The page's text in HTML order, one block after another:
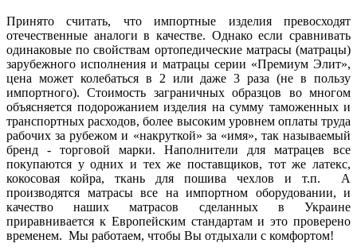
Принято считать, что импортные изделия превосходят
отечественные аналоги в качестве. Однако если сравнивать
одинаковые по свойствам ортопедические матрасы (матрацы)
зарубежного исполнения и матрацы серии «Премиум Элит»,
цена может колебаться в 2 или даже 3 раза (не в пользу
импортного). Стоимость заграничных образцов во многом
объясняется подорожанием изделия на сумму таможенных и
транспортных расходов, более высоким уровнем оплаты труда
рабочих за рубежом и «накруткой» за «имя», так называемый
бренд - торговой марки. Наполнители для матрацев все
покупаются у одних и тех же поставщиков, тот же латекс,
кокосовая койра, ткань для пошива чехлов и т.п. А
производятся матрасы все на импортном оборудовании, и
качество наших матрасов сделанных в Украине
приравнивается к Европейским стандартам и это проверено
временем. Мы работаем, чтобы Вы отдыхали с комфортом!